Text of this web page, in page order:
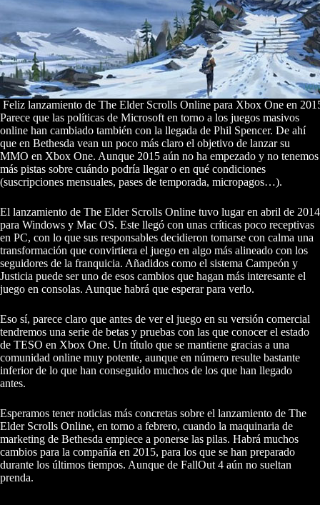
Feliz lanzamiento de The Elder Scrolls Online para Xbox One en
Parece que las políticas de Microsoft en torno a los juegos masivos
online han cambiado también con la llegada de Phil Spencer. De ahí
que en Bethesda vean un poco más claro el objetivo de lanzar su
MMO en Xbox One. Aunque 2015 aún no ha empezado y no tenemos
más pistas sobre cuándo podría llegar o en qué condiciones
(suscripciones mensuales, pases de temporada, micropagos…).
El lanzamiento de The Elder Scrolls Online tuvo lugar en abril de 2014
para Windows y Mac OS. Este llegó con unas críticas poco receptivas
en PC, con lo que sus responsables decidieron tomarse con calma una
transformación que convirtiera el juego en algo más alineado con los
seguidores de la franquicia. Añadidos como el sistema Campeón y
Justicia puede ser uno de esos cambios que hagan más interesante el
juego en consolas. Aunque habrá que esperar para verlo.
Eso sí, parece claro que antes de ver el juego en su versión comercial
tendremos una serie de betas y pruebas con las que conocer el estado
de TESO en Xbox One. Un título que se mantiene gracias a una
comunidad online muy potente, aunque en número resulte bastante
inferior de lo que han conseguido muchos de los que han llegado
antes.
Esperamos tener noticias más concretas sobre el lanzamiento de The
Elder Scrolls Online, en torno a febrero, cuando la maquinaria de
marketing de Bethesda empiece a ponerse las pilas. Habrá muchos
cambios para la compañía en 2015, para los que se han preparado
durante los últimos tiempos. Aunque de FallOut 4 aún no sueltan
prenda.